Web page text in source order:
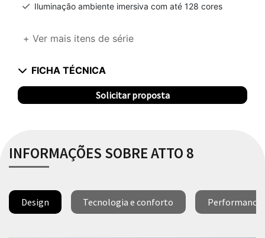
Iluminação ambiente imersiva com até 128 cores
+ Ver mais itens de série
FICHA TÉCNICA
Solicitar proposta
INFORMAÇÕES SOBRE ATTO 8
Design Tecnologia e conforto Performance